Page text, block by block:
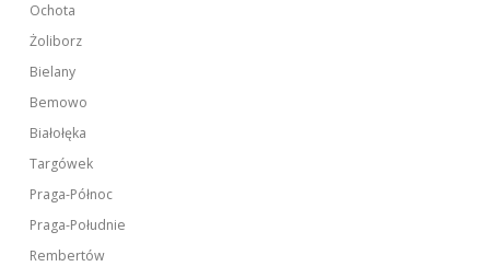
Ochota
Żoliborz
Bielany
Bemowo
Białołęka
Targówek
Praga-Północ
Praga-Południe
Rembertów